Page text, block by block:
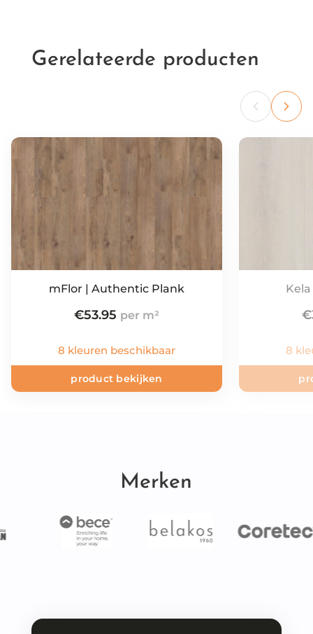
Gerelateerde producten
mFlor | Authentic Plank
€53.95
8 kleuren beschikbaar
product bekijken
€
8
Merken